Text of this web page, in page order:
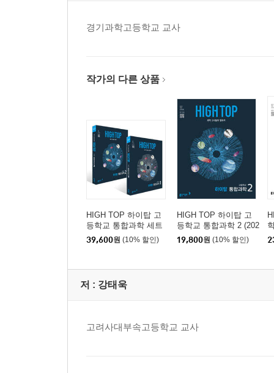
경기과학고등학교 교사
작가의 다른 상품
HIGH TOP 하이탑 고
등학교 통합과학 세트
(2026년용)
39,600원 (10% 할인)
HIGH TOP 하이탑 고
등학교 통합과학 2 (202
6년용)
19,800원 (10% 할인)
저 : 강태욱
고려사대부속고등학교 교사